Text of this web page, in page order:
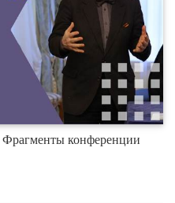
конференции